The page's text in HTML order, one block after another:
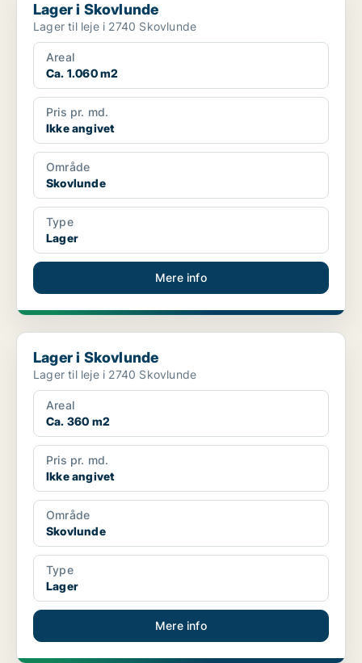
Lager i Skovlunde
Lager til leje i 2740 Skovlunde
Areal
Ca. 1.060 m2
Pris pr. md.
Ikke angivet
Område
Skovlunde
Type
Lager
Mere info
Lager i Skovlunde
Lager i Skovlunde
Lager til leje i 2740 Skovlunde
Areal
Ca. 360 m2
Pris pr. md.
Ikke angivet
Område
Skovlunde
Type
Lager
Mere info